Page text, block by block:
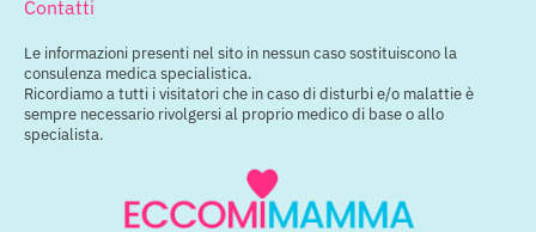
Contatti
Le informazioni presenti nel sito in nessun caso sostituiscono la
consulenza medica specialistica.
Ricordiamo a tutti i visitatori che in caso di disturbi e/o malattie è
sempre necessario rivolgersi al proprio medico di base o allo
specialista.